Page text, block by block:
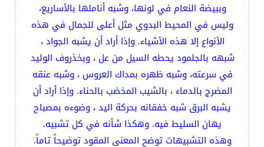
وببيضة النعام في لونها، وشبه أناملها بالأساريع،
وليس في المحيط البدوي مثل أعلى للجمال في هذه
الأنواع إلا هذه الأشياء. وإذا أراد أن يشبه الجواد ،
شبهه بالجلمود يحطه السيل من عل ، وبخذروف الوليد
في سرعته، وشبه ظهره بمداك العروس ، وشبه عنقه
المضرج بالدماء ، بالشيب المخضب بالحناء. وإذا أراد أن
يشبه البرق شبه خفقانه بحركة اليد ، وضوءه بمصباح
يهان السليط فيه. وهكذا شأنه في كل تشبيه.
وهذه التشبيهات توضح المعنى المقود توضيحاً تاماً.